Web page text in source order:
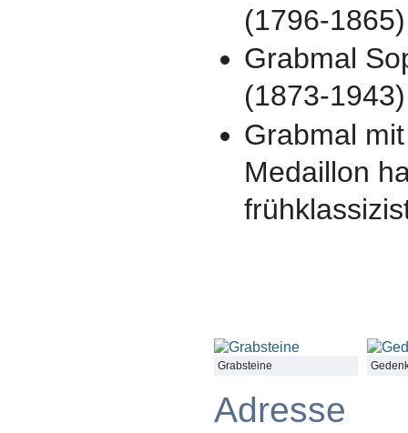
(1796-1865)
Grabmal
(1873-1943)
Grabmal
Medaillon
Grabsteine
Adresse